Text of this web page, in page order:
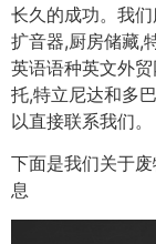
长久的成功。我
扩音器,厨房储藏,
英语语种英文外
托,特立尼达和多
以直接联系我们。
下面是我们关于
息